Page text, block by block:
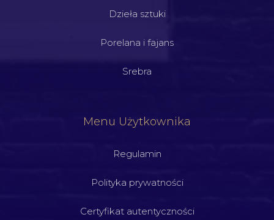
Dzieła sztuki
Porelana i fajans
Srebra
Menu Użytkownika
Regulamin
Polityka prywatności
Certyfikat autentyczności